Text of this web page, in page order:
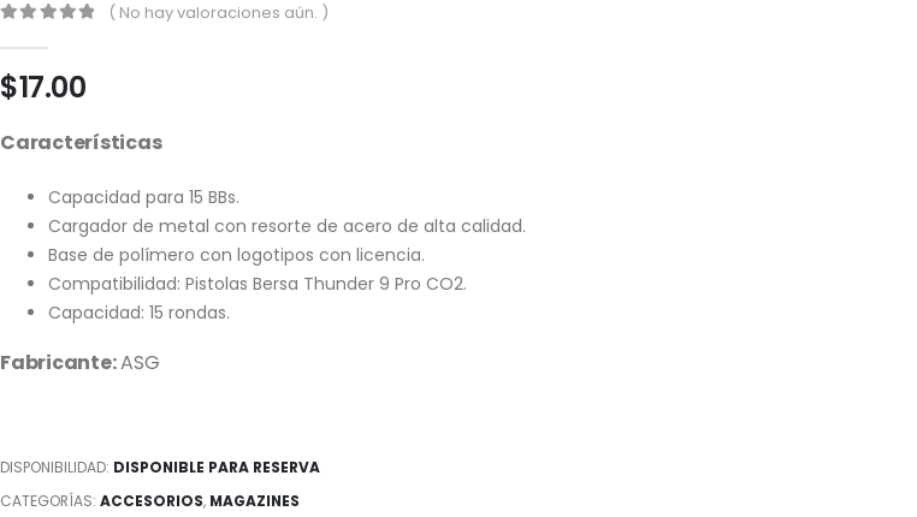
( No hay valoraciones aún. )
$17.00
Características
Capacidad para 15 BBs.
Cargador de metal con resorte de acero de alta calidad.
Base de polímero con logotipos con licencia.
Compatibilidad: Pistolas Bersa Thunder 9 Pro CO2.
Capacidad: 15 rondas.
Fabricante:ASG
DISPONIBILIDAD: DISPONIBLE PARA RESERVA
CATEGORÍAS: ACCESORIOS, MAGAZINES